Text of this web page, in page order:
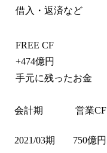
借入・返済など
FREE CF
+474億円
手元に残ったお金
会計期 営業CF
2021/03期 750億円